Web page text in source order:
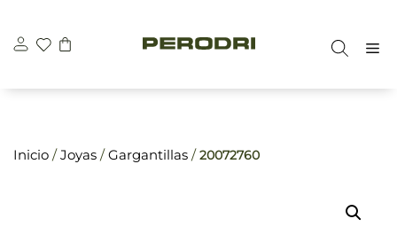
contenido
Inicio /Joyas /Gargantillas /20072760